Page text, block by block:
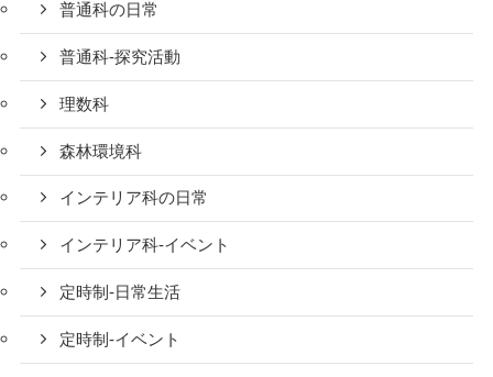
普通科の日常
普通科-探究活動
理数科
森林環境科
インテリア科の日常
インテリア科-イベント
定時制-日常生活
定時制-イベント